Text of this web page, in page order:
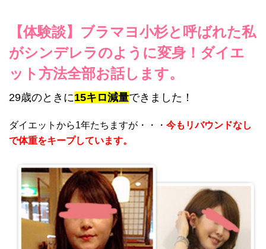
【体験談】ブラマヨ小杉と呼ばれた私
がシンデレラのように変身！ダイエ
ット方法全部お話します。
29歳のときに15キロ減量できました！
ダイエットから1年たちますが・・・ 今もリバウンドなし
で体重をキープしています。